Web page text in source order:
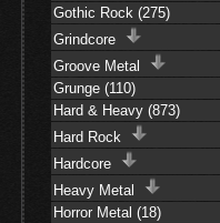
Gothic Rock (275)
Grindcore
Groove Metal
Grunge (110)
Hard & Heavy (873)
Hard Rock
Hardcore
Heavy Metal
Horror Metal (18)